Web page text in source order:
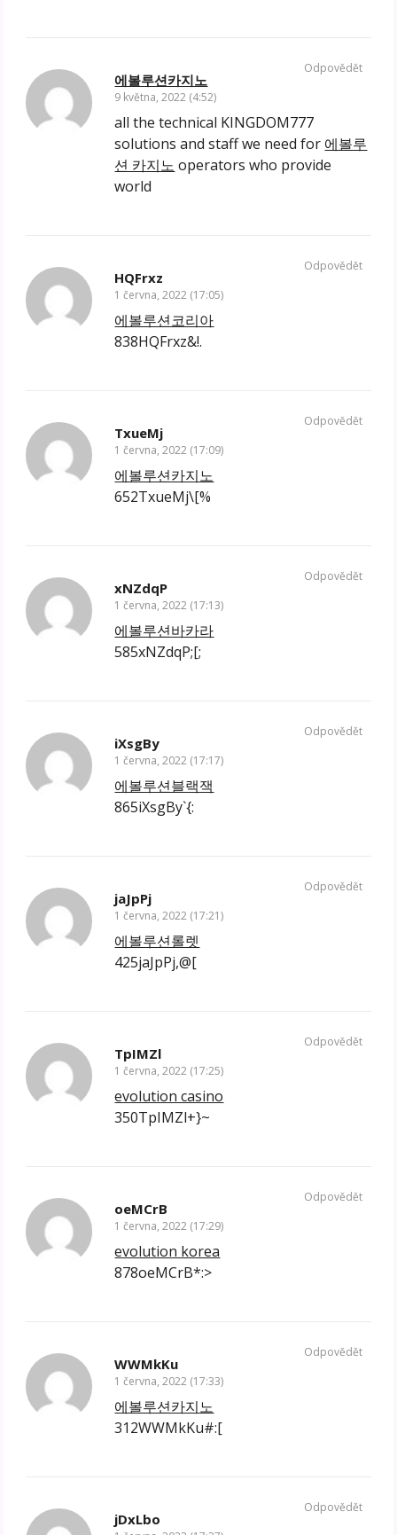
에볼루션카지노
9 května, 2022 (4:52)
all the technical KINGDOM777
solutions and staff we need for 에볼루
션 카지노 operators who provide
world
Odpovědět
HQFrxz
1 června, 2022 (17:05)
에볼루션코리아
838HQFrxz&!.
Odpovědět
TxueMj
1 června, 2022 (17:09)
에볼루션카지노
652TxueMj\[%
Odpovědět
xNZdqP
1 června, 2022 (17:13)
에볼루션바카라
585xNZdqP;[;
Odpovědět
iXsgBy
1 června, 2022 (17:17)
에볼루션블랙잭
865iXsgBy`{:
Odpovědět
jaJpPj
1 června, 2022 (17:21)
에볼루션롤렛
425jaJpPj,@[
Odpovědět
TpIMZl
1 června, 2022 (17:25)
evolution casino
350TpIMZl+}~
Odpovědět
oeMCrB
1 června, 2022 (17:29)
evolution korea
878oeMCrB*:>
Odpovědět
WWMkKu
1 června, 2022 (17:33)
에볼루션카지노
312WWMkKu#:[
Odpovědět
jDxLbo
Odpovědět